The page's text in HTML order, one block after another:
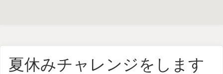
夏休みチャレンジをします